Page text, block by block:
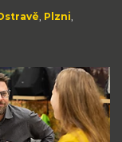
, Plzni,